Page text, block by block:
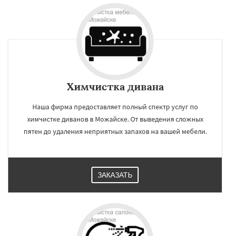
Химчистка дивана
Наша фирма предоставляет полный спектр услуг по
химчистке диванов в Можайске. От выведения сложных
пятен до удаления неприятных запахов на вашей мебели.
ЗАКАЗАТЬ